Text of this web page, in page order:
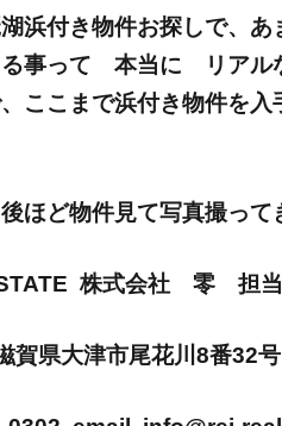
浜付き物件お探しで、
る事って 本当に リア
ここまで浜付き物件を
ほど物件見て写真撮って
株式会社 零
賀県大津市尾花川8番32号